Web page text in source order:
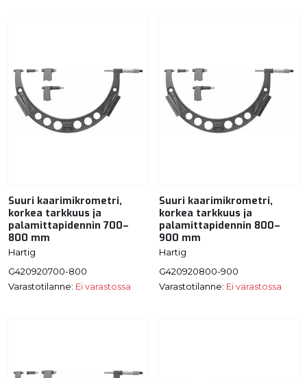
Suuri kaarimikrometri,
korkea tarkkuus ja
palamittapidennin 700–
800 mm
Hartig
G420920700-800
Varastotilanne: Ei varastossa
Suuri kaarimikrometri,
korkea tarkkuus ja
palamittapidennin 800–
900 mm
Hartig
G420920800-900
Varastotilanne: Ei varastossa